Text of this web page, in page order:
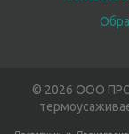
© 2026 ООО